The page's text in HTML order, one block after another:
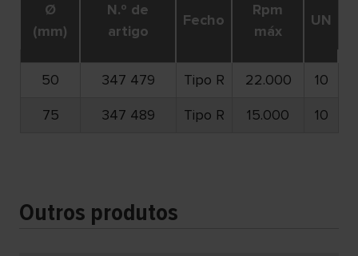
Ø
(mm)
N.º de
artigo
Fecho
Rpm
máx
UN
50 347 479 Tipo R 22.000
10
75
347 489 Tipo R 15.000 10
Outros produtos